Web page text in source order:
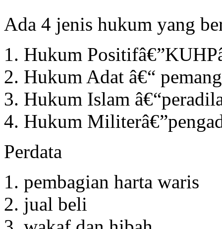
Ada 4 jenis hukum yang
Hukum
Hukum Adat â€“
Hukum Islam
Hukum
Perdata
pembagian harta waris
jual beli